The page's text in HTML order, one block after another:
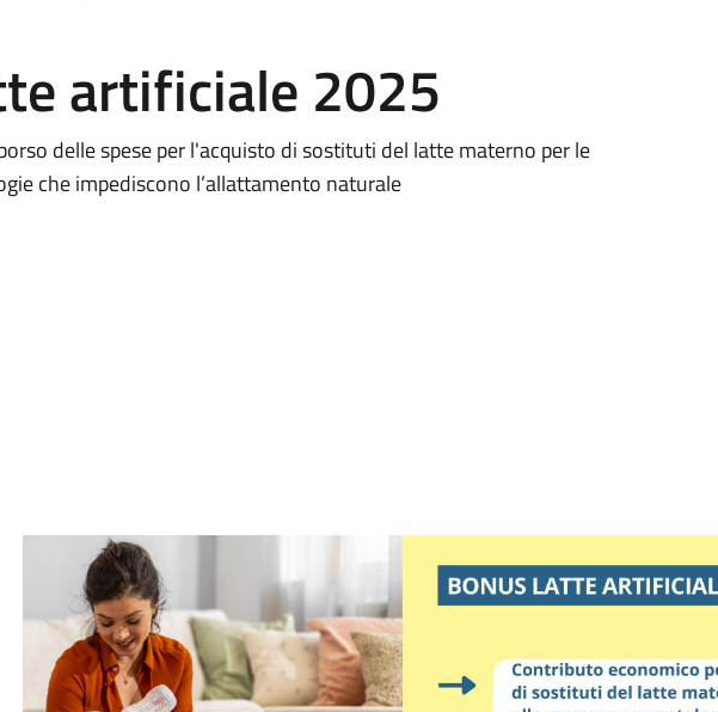
artificiale 2025
delle spese per l'acquisto di sostituti del latte materno per le
che impediscono l’allattamento naturale